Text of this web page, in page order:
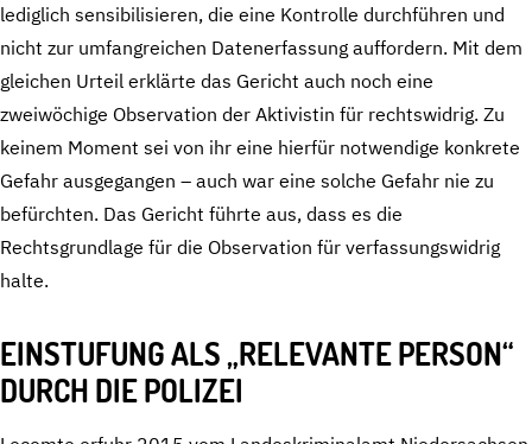
lediglich sensibilisieren, die eine Kontrolle durchführen und
nicht zur umfangreichen Datenerfassung auffordern. Mit dem
gleichen Urteil erklärte das Gericht auch noch eine
zweiwöchige Observation der Aktivistin für rechtswidrig. Zu
keinem Moment sei von ihr eine hierfür notwendige konkrete
Gefahr ausgegangen – auch war eine solche Gefahr nie zu
befürchten. Das Gericht führte aus, dass es die
Rechtsgrundlage für die Observation für verfassungswidrig
halte.
EINSTUFUNG ALS „RELEVANTE PERSON“
DURCH DIE POLIZEI